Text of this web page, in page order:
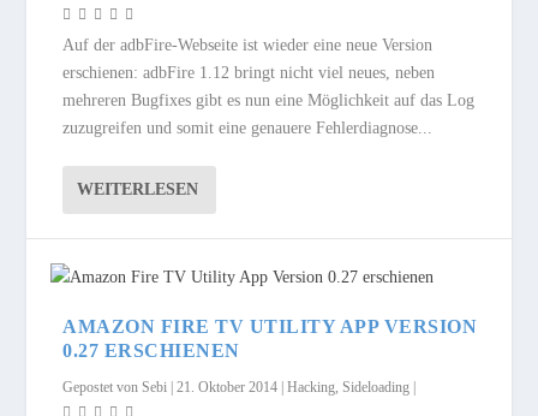
Auf der adbFire-Webseite ist wieder eine neue Version
erschienen: adbFire 1.12 bringt nicht viel neues, neben
mehreren Bugfixes gibt es nun eine Möglichkeit auf das Log
zuzugreifen und somit eine genauere Fehlerdiagnose...
WEITERLESEN
AMAZON FIRE TV UTILITY APP VERSION
0.27 ERSCHIENEN
Gepostet vonSebi |21. Oktober 2014 |Hacking,Sideloading